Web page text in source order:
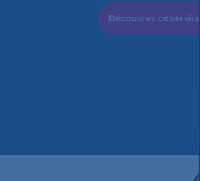
Découvrez ce service